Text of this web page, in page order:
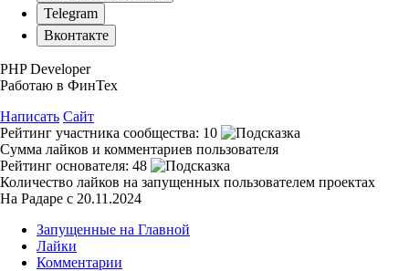
Telegram
Вконтакте
PHP Developer
Работаю в ФинТех
Написать Сайт
Рейтинг участника сообщества: 10
Сумма лайков и комментариев пользователя
Рейтинг основателя: 48
Количество лайков на запущенных пользователем проектах
На Радаре с 20.11.2024
Запущенные на Главной
Лайки
Комментарии